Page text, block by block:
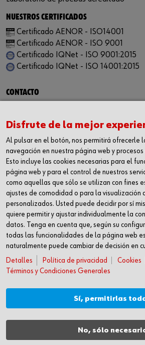
NUESTROS CERTIFICADOS
Certificado AENOR - ISO14001
Certificado AENOR - ISO 9001
Certificado IQNet - ISO 9001:2015
Certificado IQNet - ISO 14001:2015
CONTACTO
Carrer dels Joiers, 21
08184 Palau-solità i Plegamans
Barcelona
Inc. Reg. Merc. de Barcelona
Tomo 31268
Folio 81
Hoja B-192462 Incscrip. 1a
CIF – A61818670
T +34 938.602.110
F +34 938.643.332
industria@wurth-industria.es
SÍGUENOS
Linkedin
YouTube
MÁS INFORMACIÓN
Noticias
Disfrute de la mejor
Al pulsar en el botón, nos permitirá ofrecerle
navegación en nuestra página web y
Esto incluye las cookies necesarias para el
página web y para el control de nuestros
como aquellas que sólo se utilizan con fines
ajustes de comodidad o para la visualización
personalizados. Usted puede decidir por sí
quiere permitir y ajustar individualmente la
datos. Tenga en cuenta que, según su
todas las funcionalidades de la página web
naturalmente puede cambiar de decisión en
Detalles
Política de privacidad Cookies
Términos y Condiciones Generales
Sí, permitirlas
No, sólo